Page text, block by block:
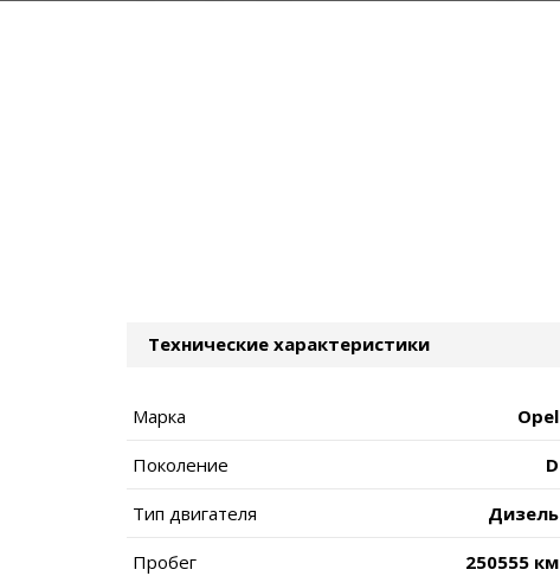
Технические характеристики
Марка Opel
Поколение D
Тип двигателя Дизель
Пробег 250555 км